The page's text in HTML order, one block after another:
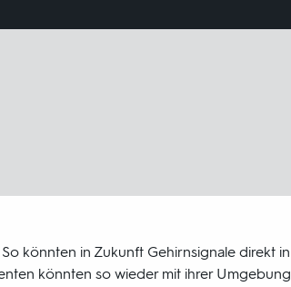
könnten in Zukunft Gehirnsignale direkt in
könnten so wieder mit ihrer Umgebung